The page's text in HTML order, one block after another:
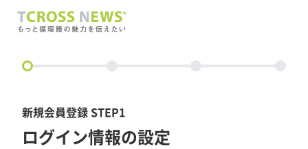
circle
新規会員登録 STEP1
ログイン情報の設定